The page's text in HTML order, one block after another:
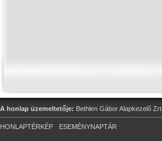
A honlap üzemeltetője: Bethlen Gábor Alapkezelő Zrt.
HONLAPTÉRKÉP ESEMÉNYNAPTÁR